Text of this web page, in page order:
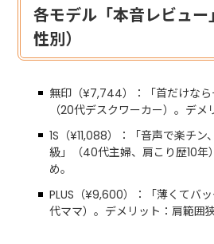
各モデル「本音レビュ
性別）
無印（¥7,744）：「首だけなら
（20代デスクワーカー）。デメ
1S（¥11,088）：「音声で楽チ
級」（40代主婦、肩こり歴10年
め。
PLUS（¥9,600）：「薄くてバ
代ママ）。デメリット：肩範囲狭